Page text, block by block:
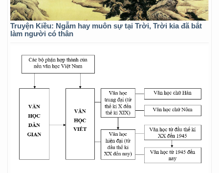
Truyện Kiều: Ngẫm hay muôn sự tại Trời, Trời kia đã bắt
làm người có thân